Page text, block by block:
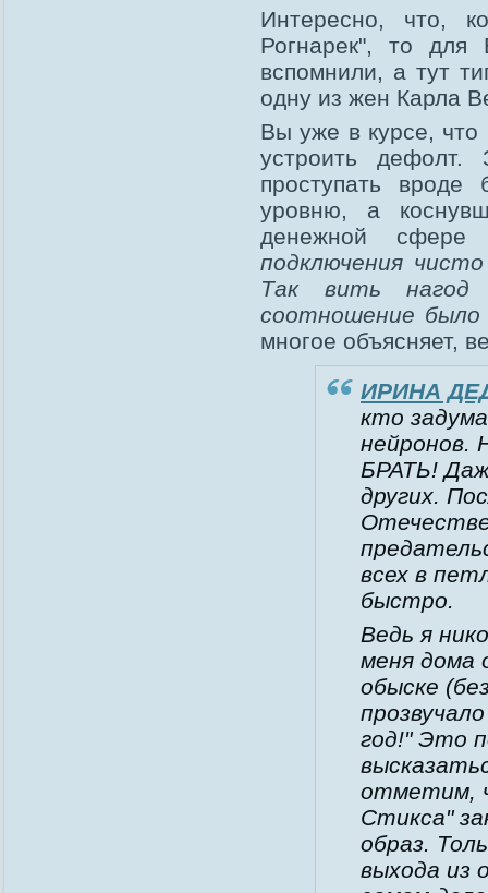
Интересно, что,
Рогнарек", то для
вспомнили, а тут
одну из жен Карла
Вы уже в курсе, что
устроить дефолт.
проступать
уровню, а
денежной
подключения
Так вить нагод
соотношение было
многое объясняет,
ИРИНА
кто
БРАТЬ!
других.
всех в
быстро.
Ведь я
меня дома
обыске
год!" Это
отметим,
Стикса"
образ.
выхода из